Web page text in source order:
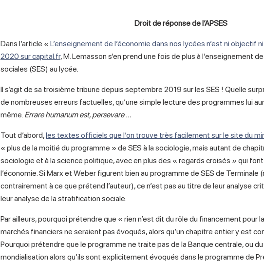
Droit de réponse de l’APSES
Dans l’article « L’enseignement de l’économie dans nos lycées n’est ni objectif
2020 sur capital.fr, M. Lemasson s’en prend une fois de plus à l’enseignement
sociales (SES) au lycée.
Il s’agit de sa troisième tribune depuis septembre 2019 sur les SES ! Quelle
de nombreuses erreurs factuelles, qu’une simple lecture des programmes lui
même. Errare humanum est, persevare …
Tout d’abord,les textes officiels que l’on trouve très facilement sur le site du
« plus de la moitié du programme » de SES à la sociologie, mais autant de
sociologie et à la science politique, avec en plus des « regards croisés » qui
l’économie. Si Marx et Weber figurent bien au programme de SES de Terminale
contrairement à ce que prétend l’auteur), ce n’est pas au titre de leur analyse
leur analyse de la stratification sociale.
Par ailleurs, pourquoi prétendre que « rien n’est dit du rôle du financement pour
marchés financiers ne seraient pas évoqués, alors qu’un chapitre entier y est
Pourquoi prétendre que le programme ne traite pas de la Banque centrale, ou du
mondialisation alors qu’ils sont explicitement évoqués dans le programme de